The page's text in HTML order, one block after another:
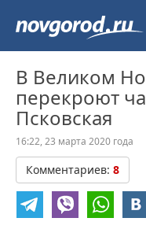
В Великом
перекроют
Псковская
16:22, 23 марта 2020 года
Комментариев: 8